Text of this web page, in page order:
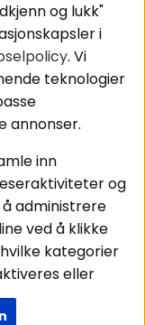
og lukk"
i
. Vi
teknologier
annonser.
inn
og
administrere
ved å klikke
kategorier
eller
deaktivering